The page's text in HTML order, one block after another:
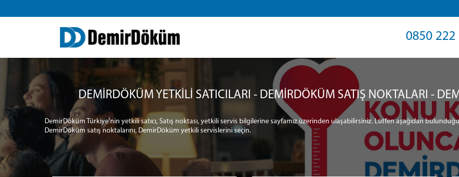
0850 222
DEMİRDÖKÜM YETKİLİ SATICILARI - DEMİRDÖKÜM SATIŞ NOKTALARI -
DemirDöküm Türkiye'nin yetkili satıcı, Satış noktası, yetkili servis bilgilerine sayfamız üzerinden ulaşabilirsiniz. Lütfen aşağıdan
DemirDöküm satış noktalarını, DemirDöküm yetkili servislerini seçin.